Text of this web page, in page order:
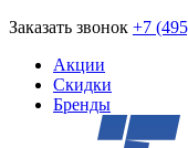
Заказать звонок +7
Акции
Скидки
Бренды